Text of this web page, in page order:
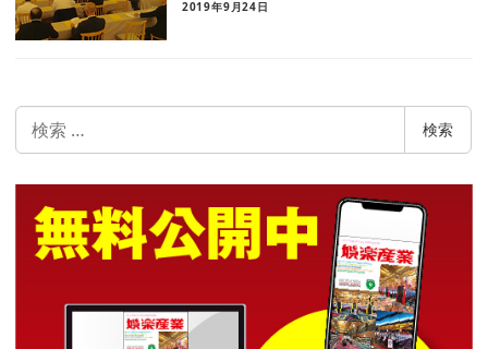
2019年9月24日
索
検索